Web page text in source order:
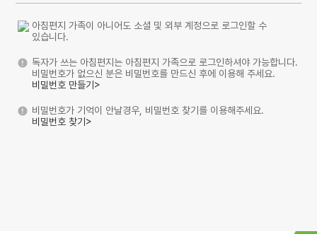
아침편지 가족이 아니어도 소셜 및 외부 계정으로 로그인할 수
있습니다.
독자가 쓰는 아침편지는 아침편지 가족으로 로그인하셔야 가능합니다.
비밀번호가 없으신 분은 비밀번호를 만드신 후에 이용해 주세요.
비밀번호 만들기>
비밀번호가 기억이 안날경우, 비밀번호 찾기를 이용해주세요.
비밀번호 찾기>